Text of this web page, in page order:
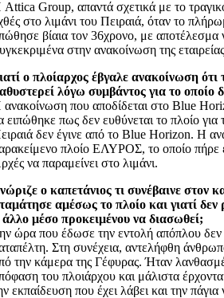
Group, απαντά σχετικά με τo
στο λιμάνι του Πειραιά, όταν το
βίαια τον 36χρονο, με αποτέλεσμα
στην ανακοίνωση της
ο πλοίαρχος έβγαλε ανακοίνωση ότι
λόγω συμβάντος για το οποίο
που αποδίδεται στο Blue
ειπώθηκε πως δεν ευθύνεται το πλοίο
δεν έγινε από το Blue Horizon. Η
πλοίο ΕΛΥΡΟΣ, το οποίο πήρε
να παραμείνει στο λιμάνι.
ο καπετάνιος τι συνέβαινε στον
αμέσως το πλοίο και γιατί δεν
μέσο προκειμένου να διασωθεί;
ώρα που έδωσε την εντολή απόπλου
Στη συνέχεια, αντελήφθη
την κάμερα της Γέφυρας. Ήταν
του πλοιάρχου και μάλιστα
εκπαίδευση που έχει λάβει και την πάγια